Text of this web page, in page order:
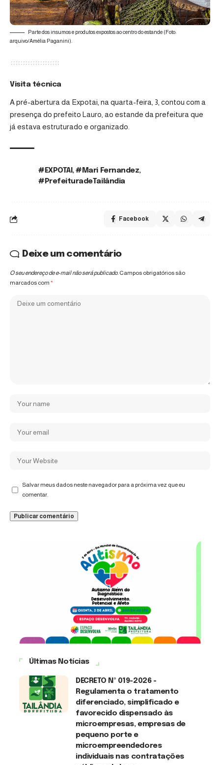
Parte dos insumos e produtos expostos ao centro do estande (Foto:
arquivo/Amélia Paganini).
Visita técnica
A pré-abertura da Expotai, na quarta-feira, 3, contou com a
presença do prefeito Lauro, ao estande da prefeitura que
já estava estruturado e organizado.
#EXPOTAI ,#Mari Fernandez,
#PrefeituradeTailândia
Facebook
Deixe um comentário
O seu endereço de e-mail não será publicado. Campos obrigatórios são
marcados com *
Salvar meus dados neste navegador para a próxima vez que eu
comentar.
Últimas Notícias
DECRETO Nº 019-2026 -
Regulamenta o tratamento
diferenciado, simplificado e
favorecido dispensado às
microempresas, empresas de
pequeno porte e
microempreendedores
individuais nas contratações